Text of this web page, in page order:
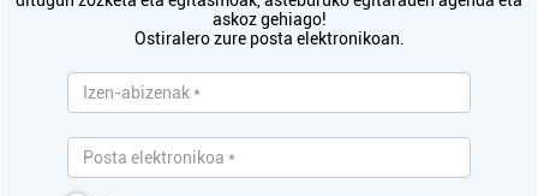
askoz gehiago!
Ostiralero zure posta elektronikoan.